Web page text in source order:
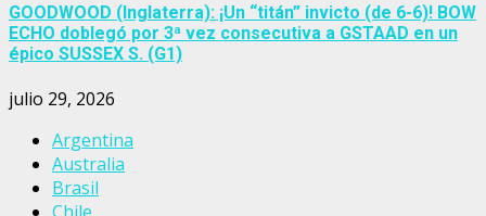
GOODWOOD (Inglaterra): ¡Un “titán” invicto (de 6-6)! BOW
ECHO doblegó por 3ª vez consecutiva a GSTAAD en un
épico SUSSEX S. (G1)
julio 29, 2026
Argentina
Australia
Brasil